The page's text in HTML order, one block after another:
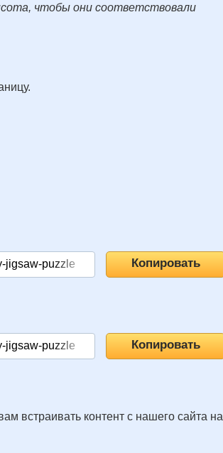
чтобы они соответствовали
встраивать контент с нашего сайта на